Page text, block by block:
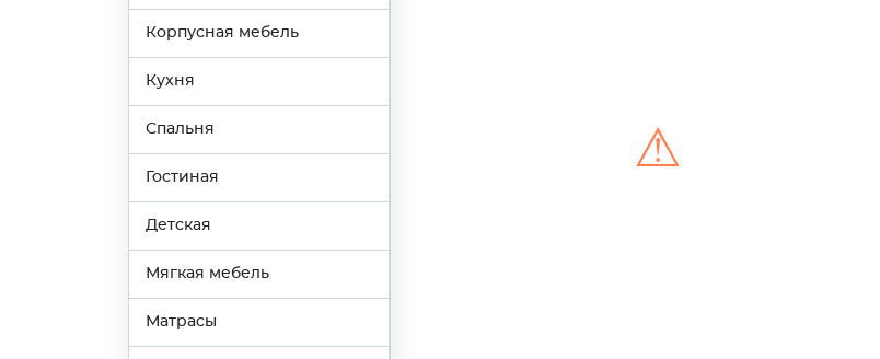
Корпусная мебель
Кухня
Спальня
Гостиная
Детская
Мягкая мебель
Матрасы
⚠